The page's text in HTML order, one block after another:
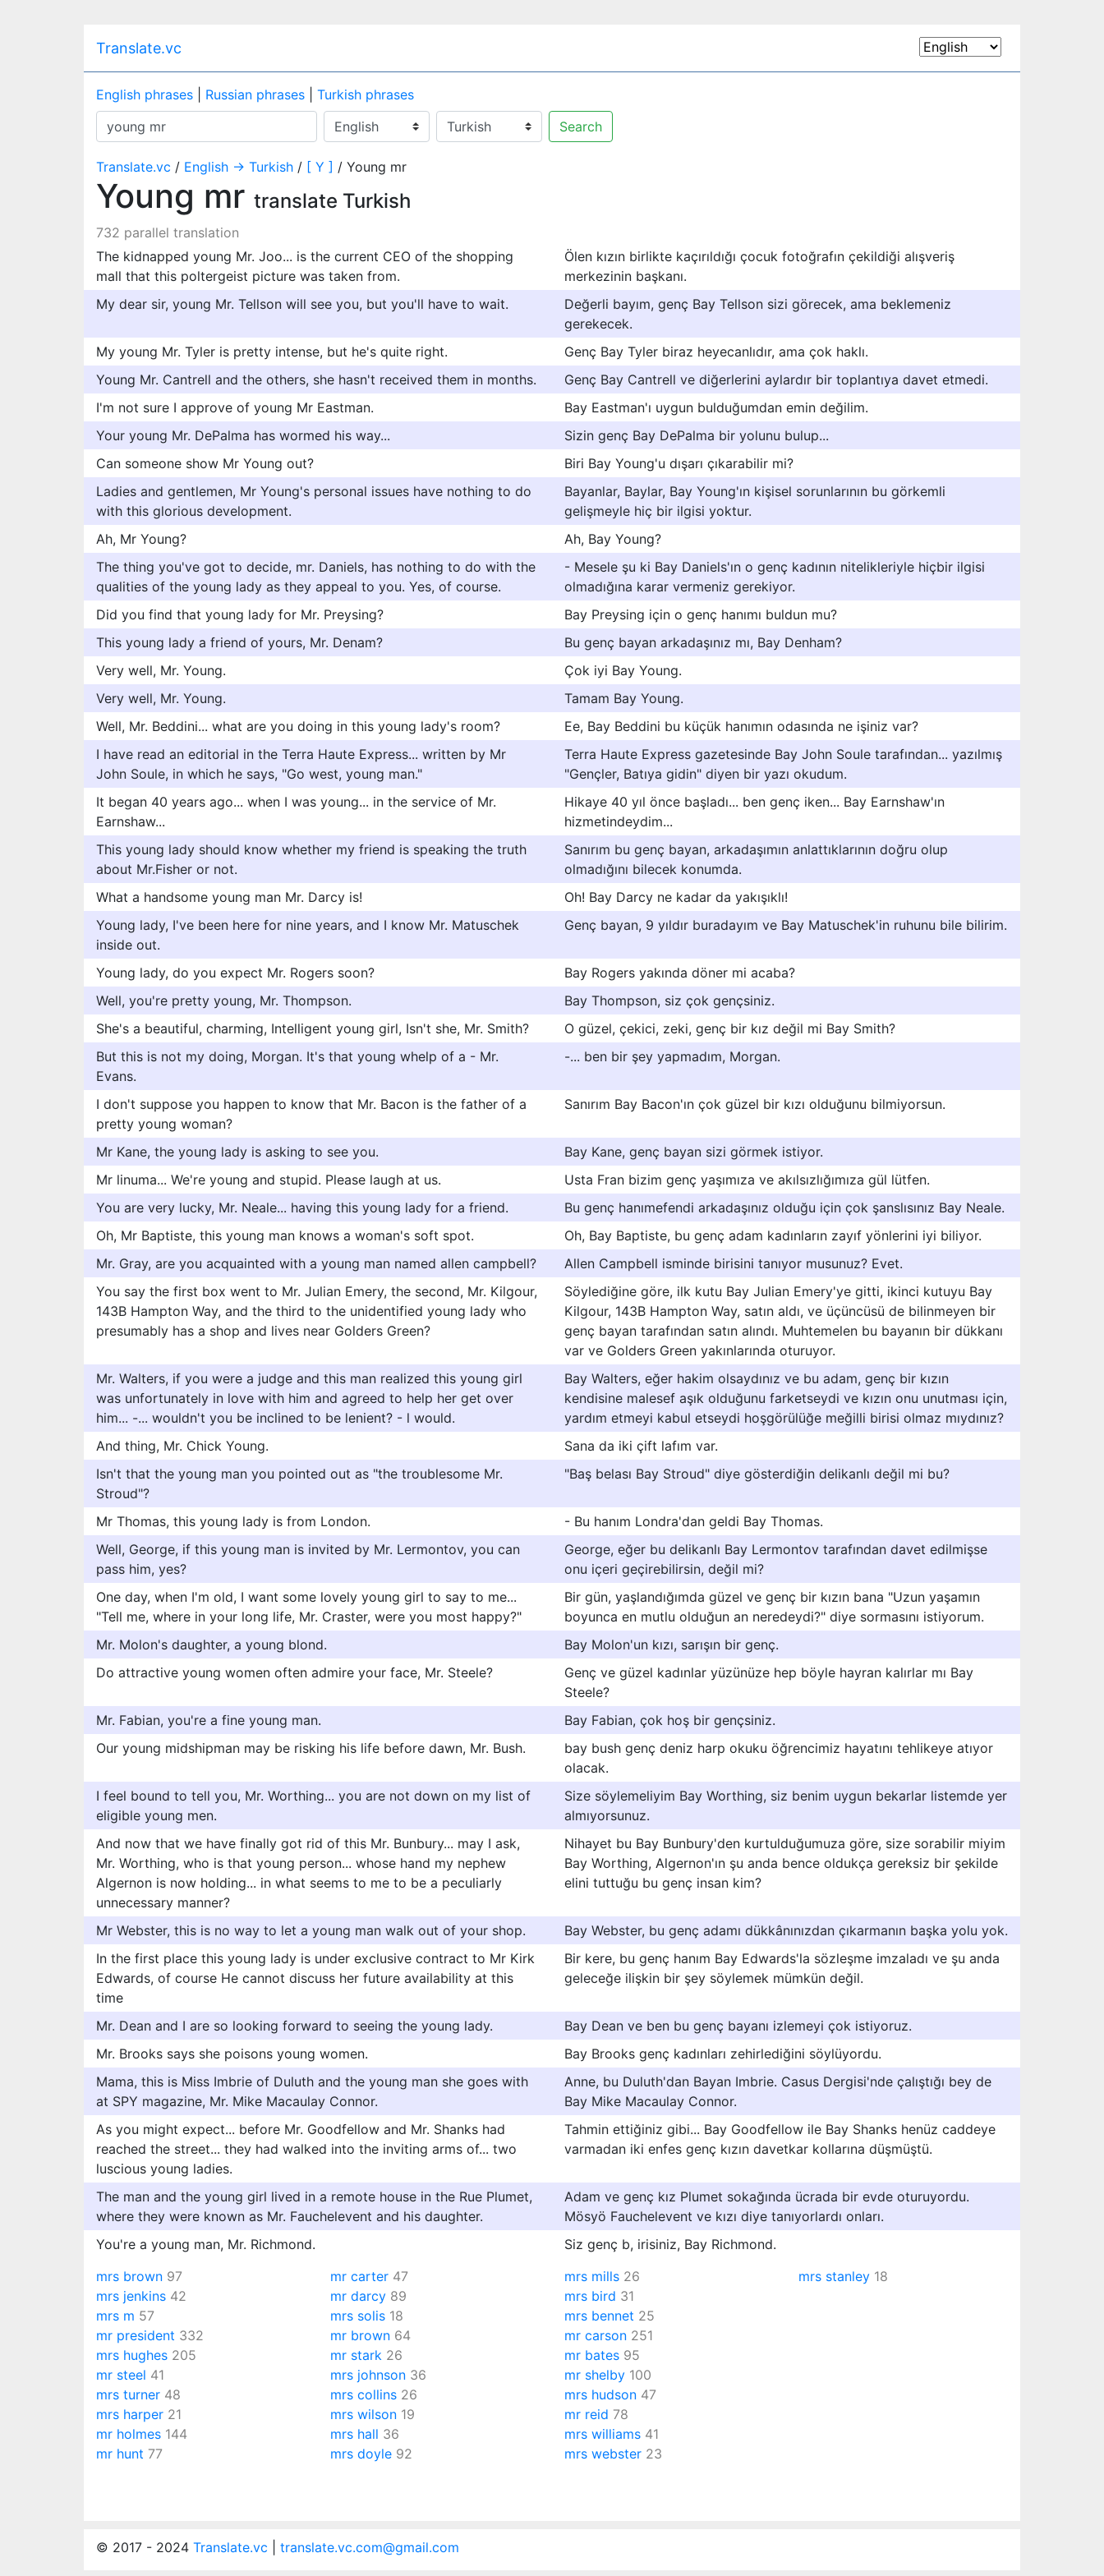
Translate.vc
English phrases Russian phrases
Turkish phrases
Search
Translate.vc / English → Turkish / [ Y ] / Young mr
Young mr translate Turkish
732 parallel translation
The kidnapped young Mr. Joo... is the current CEO of the shopping
mall that this poltergeist picture was taken from.
Ölen kızın birlikte kaçırıldığı çocuk fotoğrafın çekildiği alışveriş
merkezinin başkanı.
My dear sir, young Mr. Tellson will see you, but you'll have to wait.
Değerli bayım, genç Bay Tellson sizi görecek, ama beklemeniz
gerekecek.
My young Mr. Tyler is pretty intense, but he's quite right.
Genç Bay Tyler biraz heyecanlıdır, ama çok haklı.
Young Mr. Cantrell and the others, she hasn't received them in months.
Genç Bay Cantrell ve diğerlerini aylardır bir toplantıya davet etmedi.
I'm not sure I approve of young Mr Eastman.
Bay Eastman'ı uygun bulduğumdan emin değilim.
Your young Mr. DePalma has wormed his way...
Sizin genç Bay DePalma bir yolunu bulup...
Can someone show Mr Young out?
Biri Bay Young'u dışarı çıkarabilir mi?
Ladies and gentlemen, Mr Young's personal issues have nothing to do
with this glorious development.
Bayanlar, Baylar, Bay Young'ın kişisel sorunlarının bu görkemli
gelişmeyle hiç bir ilgisi yoktur.
Ah, Mr Young?
Ah, Bay Young?
The thing you've got to decide, mr. Daniels, has nothing to do with the
qualities of the young lady as they appeal to you. Yes, of course.
- Mesele şu ki Bay Daniels'ın o genç kadının nitelikleriyle hiçbir ilgisi
olmadığına karar vermeniz gerekiyor.
Did you find that young lady for Mr. Preysing?
Bay Preysing için o genç hanımı buldun mu?
This young lady a friend of yours, Mr. Denam?
Bu genç bayan arkadaşınız mı, Bay Denham?
Very well, Mr. Young.
Çok iyi Bay Young.
Very well, Mr. Young.
Tamam Bay Young.
Well, Mr. Beddini... what are you doing in this young lady's room?
Ee, Bay Beddini bu küçük hanımın odasında ne işiniz var?
I have read an editorial in the Terra Haute Express... written by Mr
John Soule, in which he says, "Go west, young man."
Terra Haute Express gazetesinde Bay John Soule tarafından... yazılmış
"Gençler, Batıya gidin" diyen bir yazı okudum.
It began 40 years ago... when I was young... in the service of Mr.
Earnshaw...
Hikaye 40 yıl önce başladı... ben genç iken... Bay Earnshaw'ın
hizmetindeydim...
This young lady should know whether my friend is speaking the truth
about Mr.Fisher or not.
Sanırım bu genç bayan, arkadaşımın anlattıklarının doğru olup
olmadığını bilecek konumda.
What a handsome young man Mr. Darcy is!
Oh! Bay Darcy ne kadar da yakışıklı!
Young lady, I've been here for nine years, and I know Mr. Matuschek
inside out.
Genç bayan, 9 yıldır buradayım ve Bay Matuschek'in ruhunu bile bilirim.
Young lady, do you expect Mr. Rogers soon?
Bay Rogers yakında döner mi acaba?
Well, you're pretty young, Mr. Thompson.
Bay Thompson, siz çok gençsiniz.
She's a beautiful, charming, Intelligent young girl, Isn't she, Mr. Smith?
O güzel, çekici, zeki, genç bir kız değil mi Bay Smith?
But this is not my doing, Morgan. It's that young whelp of a - Mr.
Evans.
-... ben bir şey yapmadım, Morgan.
I don't suppose you happen to know that Mr. Bacon is the father of a
pretty young woman?
Sanırım Bay Bacon'ın çok güzel bir kızı olduğunu bilmiyorsun.
Mr Kane, the young lady is asking to see you.
Bay Kane, genç bayan sizi görmek istiyor.
Mr linuma... We're young and stupid. Please laugh at us.
Usta Fran bizim genç yaşımıza ve akılsızlığımıza gül lütfen.
You are very lucky, Mr. Neale... having this young lady for a friend.
Bu genç hanımefendi arkadaşınız olduğu için çok şanslısınız Bay Neale.
Oh, Mr Baptiste, this young man knows a woman's soft spot.
Oh, Bay Baptiste, bu genç adam kadınların zayıf yönlerini iyi biliyor.
Mr. Gray, are you acquainted with a young man named allen campbell?
Allen Campbell isminde birisini tanıyor musunuz? Evet.
You say the first box went to Mr. Julian Emery, the second, Mr. Kilgour,
143B Hampton Way, and the third to the unidentified young lady who
presumably has a shop and lives near Golders Green?
Söylediğine göre, ilk kutu Bay Julian Emery'ye gitti, ikinci kutuyu Bay
Kilgour, 143B Hampton Way, satın aldı, ve üçüncüsü de bilinmeyen bir
genç bayan tarafından satın alındı. Muhtemelen bu bayanın bir dükkanı
var ve Golders Green yakınlarında oturuyor.
Mr. Walters, if you were a judge and this man realized this young girl
was unfortunately in love with him and agreed to help her get over
him... -... wouldn't you be inclined to be lenient? - l would.
Bay Walters, eğer hakim olsaydınız ve bu adam, genç bir kızın
kendisine malesef aşık olduğunu farketseydi ve kızın onu unutması için,
yardım etmeyi kabul etseydi hoşgörülüğe meğilli birisi olmaz mıydınız?
And thing, Mr. Chick Young.
Sana da iki çift lafım var.
Isn't that the young man you pointed out as "the troublesome Mr.
Stroud"?
"Baş belası Bay Stroud" diye gösterdiğin delikanlı değil mi bu?
Mr Thomas, this young lady is from London.
- Bu hanım Londra'dan geldi Bay Thomas.
Well, George, if this young man is invited by Mr. Lermontov, you can
pass him, yes?
George, eğer bu delikanlı Bay Lermontov tarafından davet edilmişse
onu içeri geçirebilirsin, değil mi?
One day, when I'm old, I want some lovely young girl to say to me...
"Tell me, where in your long life, Mr. Craster, were you most happy?"
Bir gün, yaşlandığımda güzel ve genç bir kızın bana "Uzun yaşamın
boyunca en mutlu olduğun an neredeydi?" diye sormasını istiyorum.
Mr. Molon's daughter, a young blond.
Bay Molon'un kızı, sarışın bir genç.
Do attractive young women often admire your face, Mr. Steele?
Genç ve güzel kadınlar yüzünüze hep böyle hayran kalırlar mı Bay
Steele?
Mr. Fabian, you're a fine young man.
Bay Fabian, çok hoş bir gençsiniz.
Our young midshipman may be risking his life before dawn, Mr. Bush.
bay bush genç deniz harp okuku öğrencimiz hayatını tehlikeye atıyor
olacak.
I feel bound to tell you, Mr. Worthing... you are not down on my list of
eligible young men.
Size söylemeliyim Bay Worthing, siz benim uygun bekarlar listemde yer
almıyorsunuz.
And now that we have finally got rid of this Mr. Bunbury... may I ask,
Mr. Worthing, who is that young person... whose hand my nephew
Algernon is now holding... in what seems to me to be a peculiarly
unnecessary manner?
Nihayet bu Bay Bunbury'den kurtulduğumuza göre, size sorabilir miyim
Bay Worthing, Algernon'ın şu anda bence oldukça gereksiz bir şekilde
elini tuttuğu bu genç insan kim?
Mr Webster, this is no way to let a young man walk out of your shop.
Bay Webster, bu genç adamı dükkânınızdan çıkarmanın başka yolu yok.
In the first place this young lady is under exclusive contract to Mr Kirk
Edwards, of course He cannot discuss her future availability at this
time
Bir kere, bu genç hanım Bay Edwards'la sözleşme imzaladı ve şu anda
geleceğe ilişkin bir şey söylemek mümkün değil.
Mr. Dean and I are so looking forward to seeing the young lady.
Bay Dean ve ben bu genç bayanı izlemeyi çok istiyoruz.
Mr. Brooks says she poisons young women.
Bay Brooks genç kadınları zehirlediğini söylüyordu.
Mama, this is Miss Imbrie of Duluth and the young man she goes with
at SPY magazine, Mr. Mike Macaulay Connor.
Anne, bu Duluth'dan Bayan Imbrie. Casus Dergisi'nde çalıştığı bey de
Bay Mike Macaulay Connor.
As you might expect... before Mr. Goodfellow and Mr. Shanks had
reached the street... they had walked into the inviting arms of... two
luscious young ladies.
Tahmin ettiğiniz gibi... Bay Goodfellow ile Bay Shanks henüz caddeye
varmadan iki enfes genç kızın davetkar kollarına düşmüştü.
The man and the young girl lived in a remote house in the Rue Plumet,
where they were known as Mr. Fauchelevent and his daughter.
Adam ve genç kız Plumet sokağında ücrada bir evde oturuyordu.
Mösyö Fauchelevent ve kızı diye tanıyorlardı onları.
You're a young man, Mr. Richmond.
Siz genç b, irisiniz, Bay Richmond.
mrs brown 97
mrs jenkins 42
mrs m 57
mr president 332
mrs hughes 205
mr steel 41
mrs turner 48
mrs harper 21
mr holmes 144
mr hunt 77
mr carter 47
mr darcy 89
mrs solis 18
mr brown 64
mr stark 26
mrs johnson 36
mrs collins 26
mrs wilson 19
mrs hall 36
mrs doyle 92
mrs mills 26
mrs bird 31
mrs bennet 25
mr carson 251
mr bates 95
mr shelby 100
mrs hudson 47
mr reid 78
mrs williams 41
mrs webster 23
mrs stanley 18
© 2017 - 2024 Translate.vc translate.vc.com@gmail.com